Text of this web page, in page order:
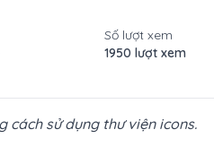
Số lượt xem
1950 lượt xem
cách sử dụng thư viện icons.